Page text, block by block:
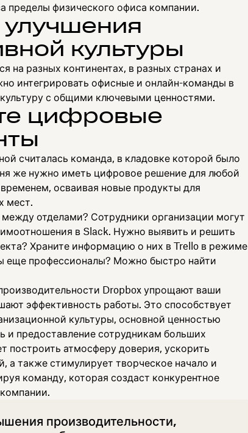
пределы физического офиса компании.
улучшения
культуры
на разных континентах, в разных странах и
интегрировать офисные и онлайн-команды в
с общими ключевыми ценностями.
цифровые
считалась команда, в кладовке которой было
же нужно иметь цифровое решение для любой
осваивая новые продукты для
мест.
отделами? Сотрудники организации могут
в Slack. Нужно выявить и решить
Храните информацию о них в Trello в режиме
еще профессионалы? Можно быстро найти
Dropbox упрощают ваши
эффективность работы. Это способствует
культуры, основной ценностью
и предоставление сотрудникам больших
построить атмосферу доверия, ускорить
а также стимулирует творческое начало и
команду, которая создаст конкурентное
производительности,